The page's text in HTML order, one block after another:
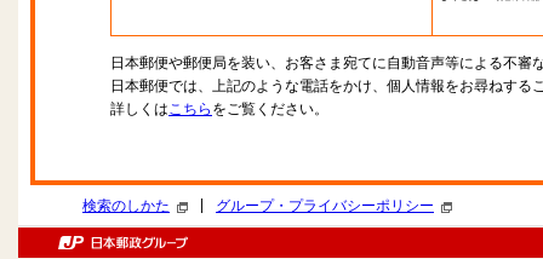
日本郵便や郵便局を装い、お客さま宛てに自動音声等による不審
日本郵便では、上記のような電話をかけ、個人情報をお尋ねする
詳しくはこちら をご覧ください。
検索のしかた グループ・プライバシーポリシー